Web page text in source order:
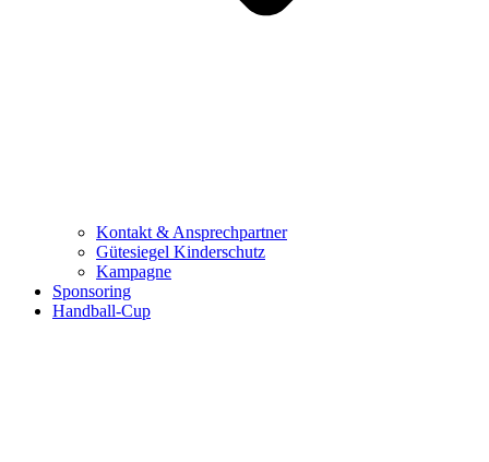
Kontakt & Ansprechpartner
Gütesiegel Kinderschutz
Kampagne
Sponsoring
Handball-Cup